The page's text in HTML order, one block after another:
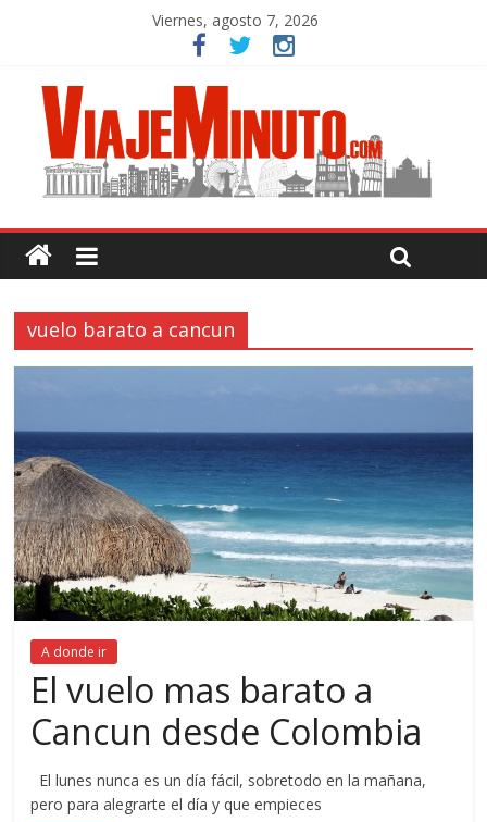
Viernes, agosto 7, 2026
vuelo barato a cancun
A donde ir
El vuelo mas barato a
Cancun desde Colombia
El lunes nunca es un día fácil, sobretodo en la mañana,
pero para alegrarte el día y que empieces